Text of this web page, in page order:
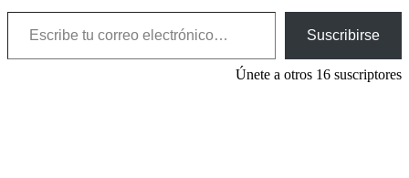
Escribe tu correo electrónico…
Suscribirse
Únete a otros 16 suscriptores